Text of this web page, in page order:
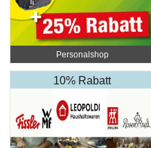
Personalshop
10% Rabatt